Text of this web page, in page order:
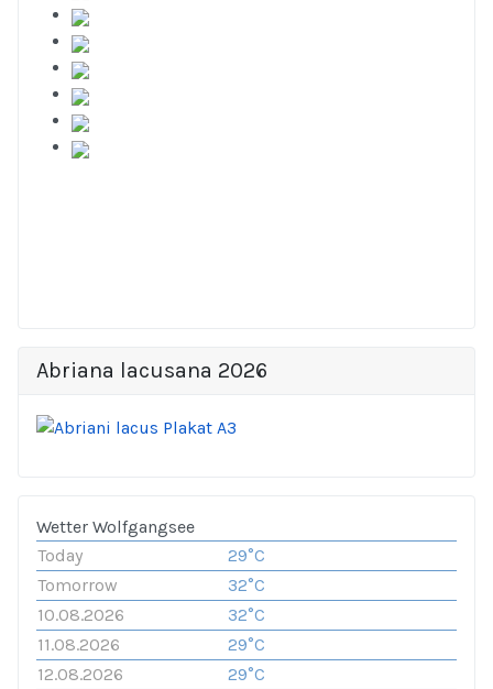
Abriana lacusana 2026
Wetter Wolfgangsee
Today
29°C
Tomorrow
32°C
10.08.2026
32°C
11.08.2026
29°C
12.08.2026
29°C